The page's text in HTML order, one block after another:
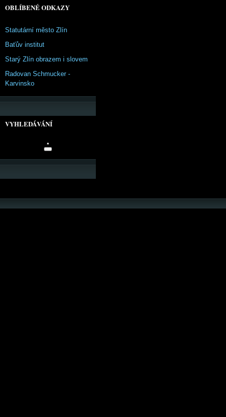
OBLÍBENÉ ODKAZY
Statutární město Zlín
Baťův institut
Starý Zlín obrazem i slovem
Radovan Schmucker -
Karvinsko
VYHLEDÁVÁNÍ